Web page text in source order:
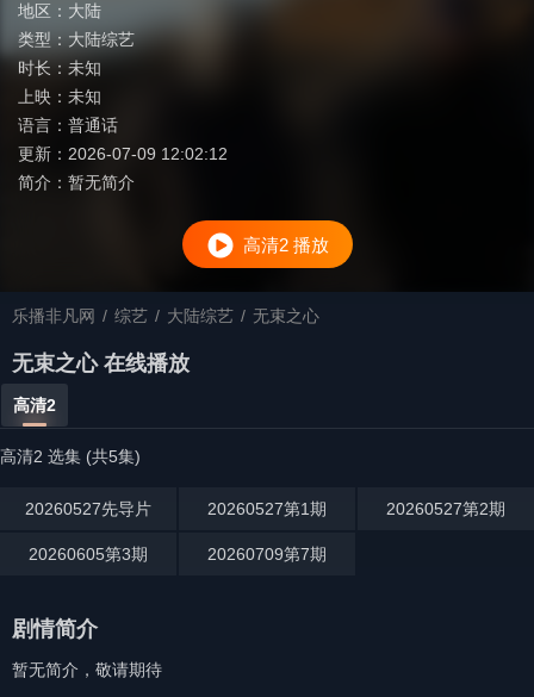
地区： 大陆
类型： 大陆综艺
时长： 未知
上映： 未知
语言： 普通话
更新： 2026-07-09 12:02:12
简介： 暂无简介
高清2 播放
乐播非凡网 / 综艺 / 大陆综艺 / 无束之心
无束之心 在线播放
高清2
高清2 选集 (共5集)
20260527先导片 20260527第1期 20260527第2期
20260605第3期 20260709第7期
剧情简介
暂无简介，敬请期待